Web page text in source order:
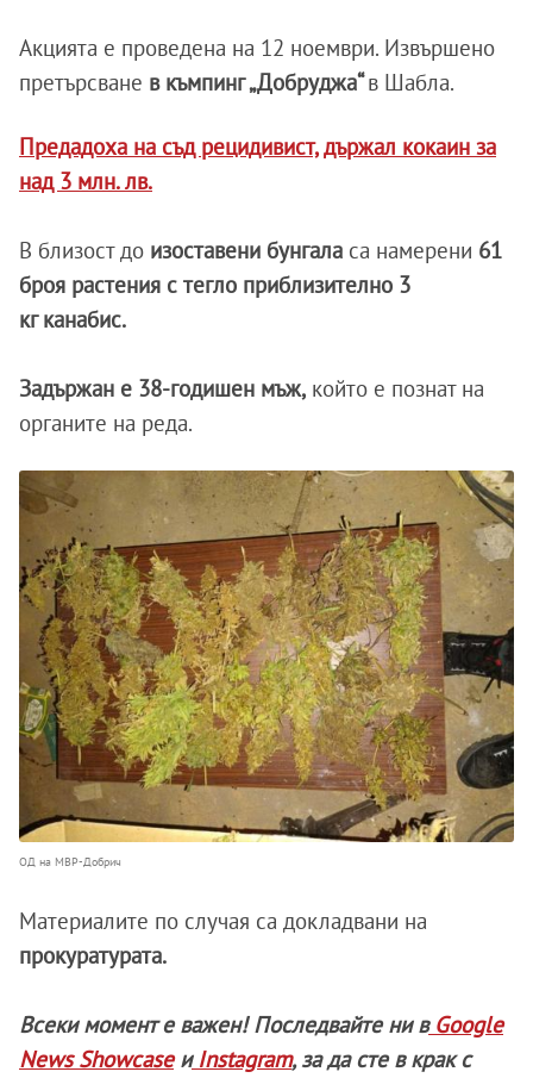
Акцията е проведена на 12 ноември. Извършено
претърсване в къмпинг „Добруджа“в Шабла.
Предадоха на съд рецидивист, държал кокаин за
над 3 млн. лв.
В близост до изоставени бунгала са намерени 61
броя растения с тегло приблизително 3
кг канабис.
Задържан е 38-годишен мъж, който е познат на
органите на реда.
ОД на МВР-Добрич
Материалите по случая са докладвани на
прокуратурата.
Всеки момент е важен! Последвайте ни вGoogle
News ShowcaseиInstagram, за да сте в крак с